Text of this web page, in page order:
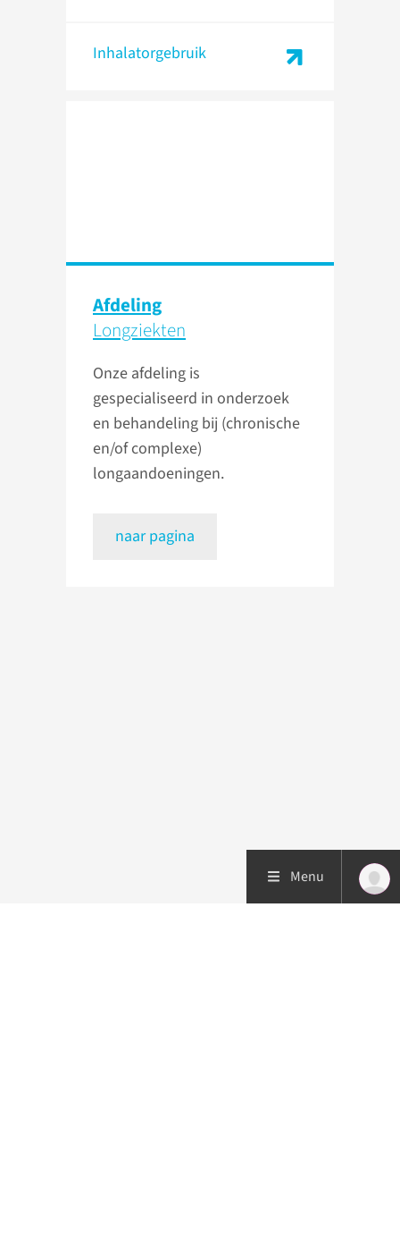
Inhalatorgebruik
Afdeling
Longziekten
Onze afdeling is
gespecialiseerd in onderzoek
en behandeling bij (chronische
en/of complexe)
longaandoeningen.
naar pagina
Menu